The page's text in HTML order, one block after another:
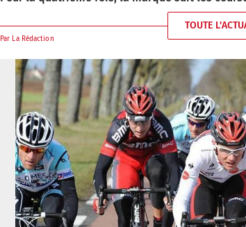
TOUTE
Par La Rédaction